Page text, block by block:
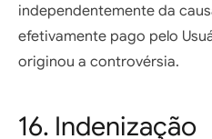
independentemente da
efetivamente pago pelo
originou a controvérsia.
16. Indenização